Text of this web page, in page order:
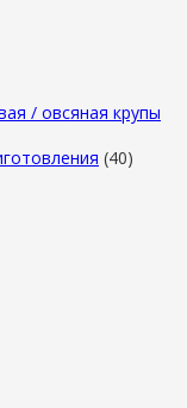
/ овсяная крупы
(40)